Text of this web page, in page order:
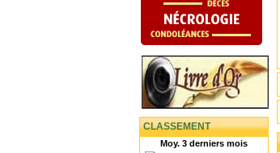
CLASSEMENT
Moy. 3 derniers mois